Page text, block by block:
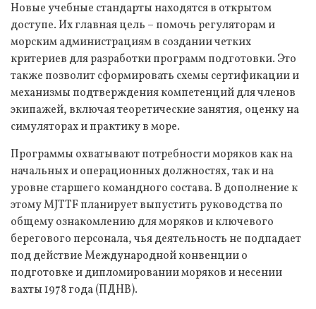
Новые учебные стандарты находятся в открытом
доступе. Их главная цель – помочь регуляторам и
морским администрациям в создании четких
критериев для разработки программ подготовки. Это
также позволит сформировать схемы сертификации и
механизмы подтверждения компетенций для членов
экипажей, включая теоретические занятия, оценку на
симуляторах и практику в море.
Программы охватывают потребности моряков как на
начальных и операционных должностях, так и на
уровне старшего командного состава. В дополнение к
этому MJTTF планирует выпустить руководства по
общему ознакомлению для моряков и ключевого
берегового персонала, чья деятельность не подпадает
под действие Международной конвенции о
подготовке и дипломировании моряков и несении
вахты 1978 года (ПДНВ).